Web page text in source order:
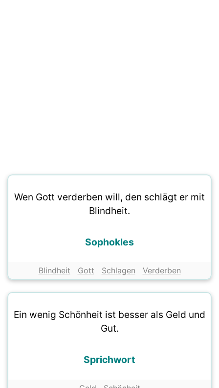
Wen Gott verderben will, den schlägt er mit
Blindheit.
Sophokles
Blindheit Gott Schlagen Verderben
Ein wenig Schönheit ist besser als Geld und
Gut.
Sprichwort